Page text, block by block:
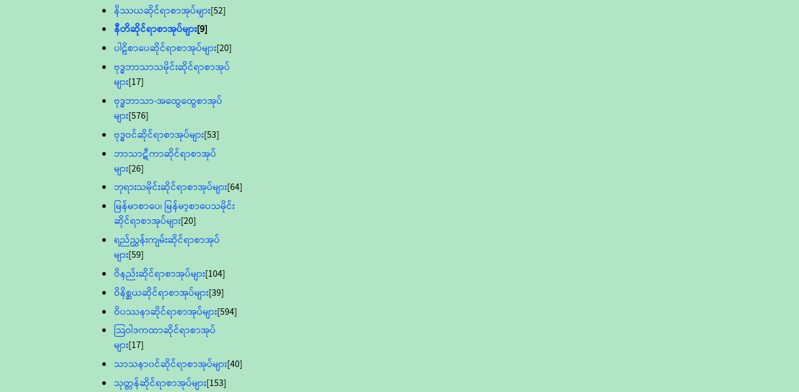
နိဿယဆိုင်ရာစာအုပ်များ[52]
နီတိဆိုင်ရာစာအုပ်များ[9]
ပါဠိစာပေဆိုင်ရာစာအုပ်များ[20]
ဗုဒ္ဓဘာသာသမိုင်းဆိုင်ရာစာအုပ်
များ[17]
ဗုဒ္ဓဘာသာ-အထွေထွေစာအုပ်
များ[576]
ဗုဒ္ဓဝင်ဆိုင်ရာစာအုပ်များ[53]
ဘာသာဋီကာဆိုင်ရာစာအုပ်
များ[26]
ဘုရားသမိုင်းဆိုင်ရာစာအုပ်များ[64]
မြန်မာစာပေ၊ မြန်မာ့စာပေသမိုင်း
ဆိုင်ရာစာအုပ်များ[20]
ရည်ညွှန်းကျမ်းဆိုင်ရာစာအုပ်
များ[59]
ဝိနည်းဆိုင်ရာစာအုပ်များ[104]
ဝိနိစ္ဆယဆိုင်ရာစာအုပ်များ[39]
ဝိပဿနာဆိုင်ရာစာအုပ်များ[594]
သြဝါဒကထာဆိုင်ရာစာအုပ်
များ[17]
သာသနာ၀င်ဆိုင်ရာစာအုပ်များ[40]
သုတ္တန်ဆိုင်ရာစာအုပ်များ[153]